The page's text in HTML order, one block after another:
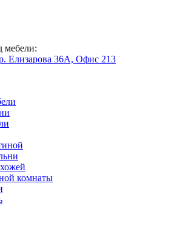
мебели:
Елизарова 36А, Офис 213
комнаты